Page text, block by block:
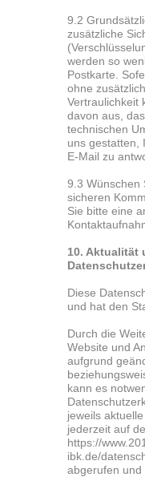
9.2
zusätzliche
werden so
Postkarte.
ohne
Vertraulichkeit
davon aus,
technischen
uns gestatten,
E-Mail zu
9.3 Wünschen
sicheren
Sie bitte eine
10. Aktualität
Diese
und hat den
Durch die
Website und
aufgrund
kann es
jeweils
jederzeit auf
https://
ibk.de/
abgerufen und